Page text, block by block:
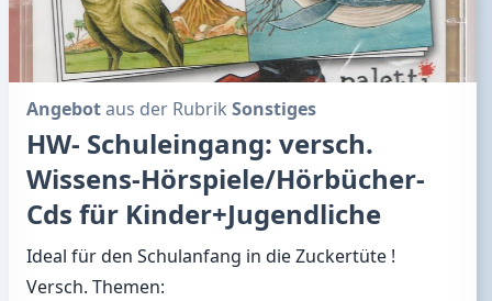
Angebotaus der Rubrik Sonstiges
HW- Schuleingang: versch.
Wissens-Hörspiele/Hörbücher-
Cds für Kinder+Jugendliche
Ideal für den Schulanfang in die Zuckertüte !
Versch. Themen: